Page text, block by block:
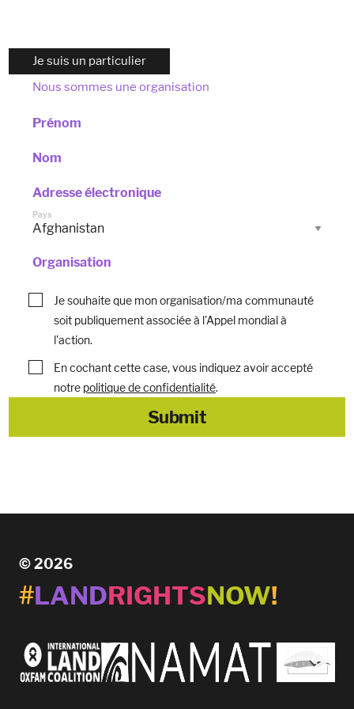
Je suis un particulier
Nous sommes une organisation
Prénom
Nom
Adresse électronique
Pays
Organisation
Je souhaite que mon organisation/ma communauté
soit publiquement associée à l'Appel mondial à
l'action.
En cochant cette case, vous indiquez avoir accepté
notre politique de confidentialité.
© 2026
#LANDRIGHTSNOW!